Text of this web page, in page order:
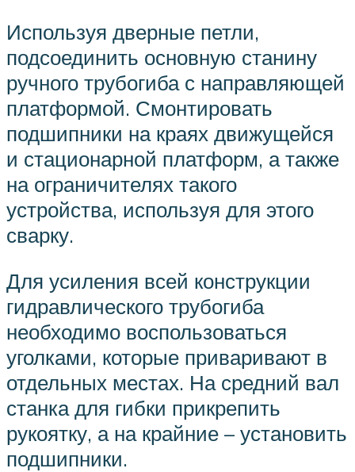
Используя дверные петли,
подсоединить основную станину
ручного трубогиба с направляющей
платформой. Смонтировать
подшипники на краях движущейся
и стационарной платформ, а также
на ограничителях такого
устройства, используя для этого
сварку.
Для усиления всей конструкции
гидравлического трубогиба
необходимо воспользоваться
уголками, которые приваривают в
отдельных местах. На средний вал
станка для гибки прикрепить
рукоятку, а на крайние – установить
подшипники.